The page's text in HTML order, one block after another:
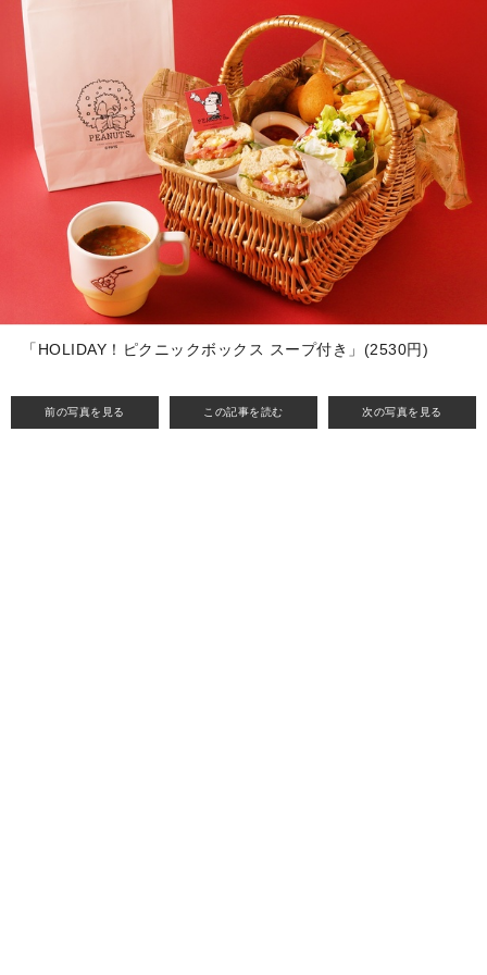
前の写真を見る この記事を読む 次の写真を見る
「HOLIDAY！ピクニックボックス スープ付き」(2530円)